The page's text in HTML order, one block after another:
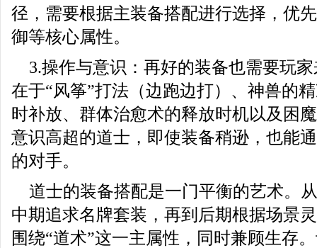
径，需要根据主装备搭配进行选择，优
御等核心属性。
3.操作与意识：再好的装备也需要玩
在于“风筝”打法（边跑边打）、神兽的
时补放、群体治愈术的释放时机以及困
意识高超的道士，即使装备稍逊，也能
的对手。
道士的装备搭配是一门平衡的艺术。
中期追求名牌套装，再到后期根据场景
围绕“道术”这一主属性，同时兼顾生存